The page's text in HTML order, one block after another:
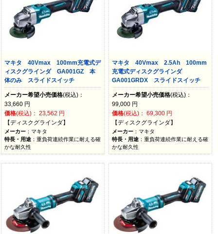
マキタ 40Vmax 100mm充電式デ
ィスクグラインダ GA001GZ 本
体のみ スライドスイッチ
メーカー希望小売価格(税込)：
33,660 円
価格(税込)：23,562 円
【ディスクグラインダ】
メーカー ：マキタ
特長・用途 ：重負荷連続作業に耐える確
かな耐久性
マキタ 40Vmax 2.5Ah 100mm
充電式ディスクグラインダ
GA001GRDX スライドスイッチ
メーカー希望小売価格(税込)：
99,000 円
価格(税込)：69,300 円
【ディスクグラインダ】
メーカー ：マキタ
特長・用途 ：重負荷連続作業に耐える確
かな耐久性